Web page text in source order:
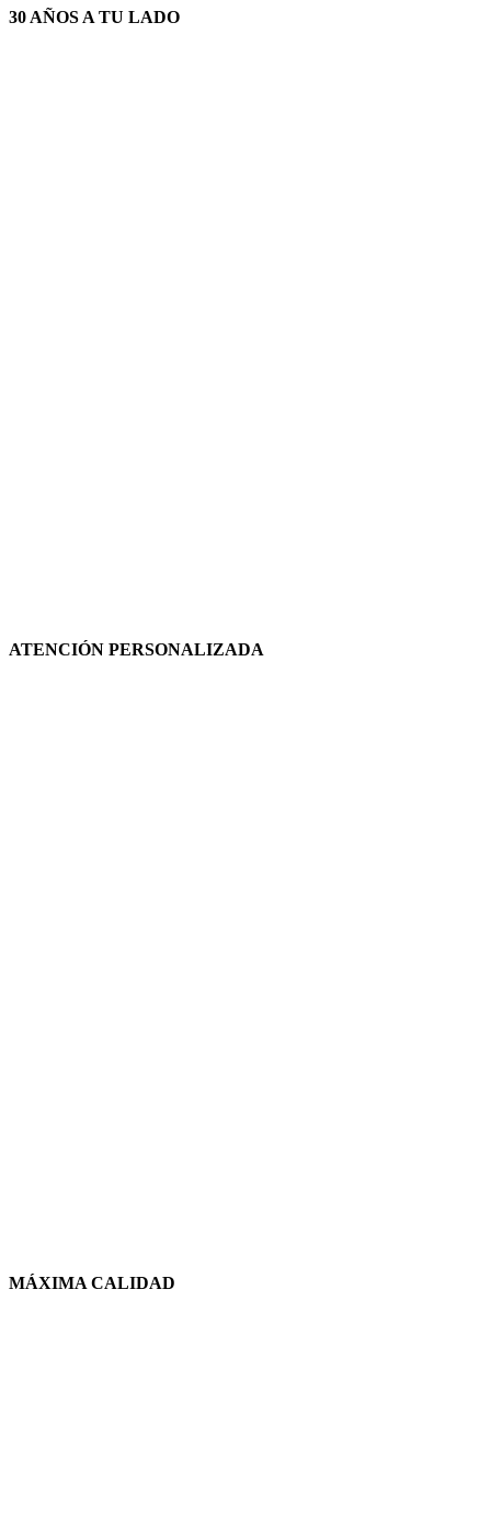
30 AÑOS A TU LADO
ATENCIÓN PERSONALIZADA
MÁXIMA CALIDAD